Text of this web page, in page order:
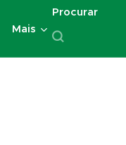
Mais
Procurar